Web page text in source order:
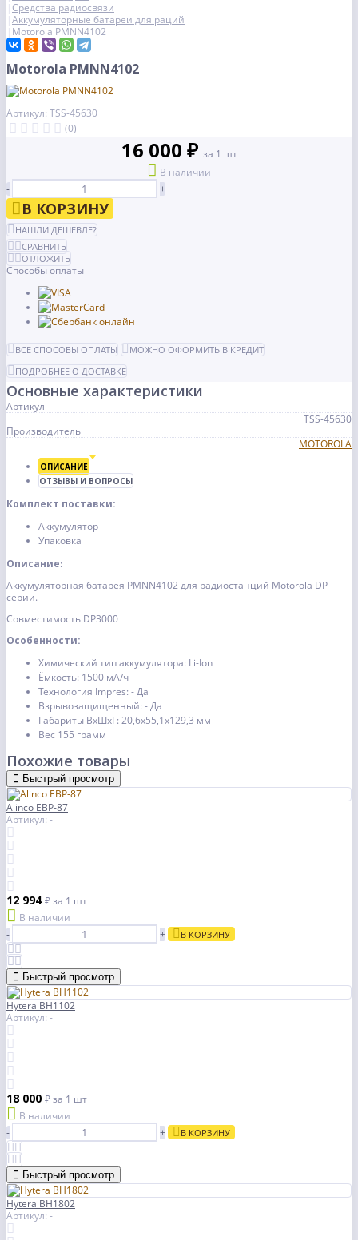
Средства радиосвязи
Аккумуляторные батареи для раций
Motorola PMNN4102
Motorola PMNN4102
Артикул: TSS-45630
(0)
16 000 ₽ за 1 шт
В наличии
-
+
В КОРЗИНУ
НАШЛИ ДЕШЕВЛЕ?
СРАВНИТЬ
ОТЛОЖИТЬ
Способы оплаты
ВСЕ СПОСОБЫ ОПЛАТЫ
МОЖНО ОФОРМИТЬ В КРЕДИТ
ПОДРОБНЕЕ О ДОСТАВКЕ
Основные характеристики
Артикул
TSS-45630
Производитель
MOTOROLA
ОПИСАНИЕ
ОТЗЫВЫ И ВОПРОСЫ
Комплект поставки:
Аккумулятор
Упаковка
Описание:
Аккумуляторная батарея PMNN4102 для радиостанций Motorola DP
серии.
Совместимость DP3000
Особенности:
Химический тип аккумулятора: Li-Ion
Ёмкость: 1500 мА/ч
Технология Impres: - Да
Взрывозащищенный: - Да
Габариты ВхШхГ: 20,6х55,1х129,3 мм
Вес 155 грамм
Похожие товары
Быстрый просмотр
Alinco EBP-87
Артикул: -
12 994₽за 1 шт
В наличии
-
+ В КОРЗИНУ
Быстрый просмотр
Hytera BH1102
Артикул: -
18 000 ₽за 1 шт
В наличии
-
+ В КОРЗИНУ
Быстрый просмотр
Hytera BH1802
Артикул: -